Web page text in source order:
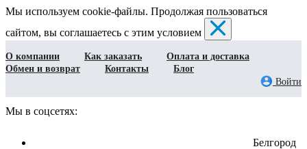
Мы используем cookie-файлы. Продолжая пользоваться
сайтом, вы соглашаетесь с этим условием
О компании Как заказать
Оплата и доставка
Обмен и возврат
Контакты
Блог
Войти
Мы в соцсетях:
Белгород